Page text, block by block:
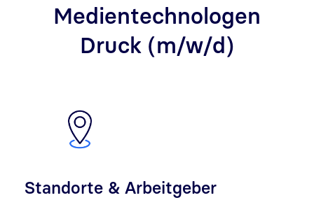
Medientechnologen
Druck (m/w/d)
Standorte & Arbeitgeber